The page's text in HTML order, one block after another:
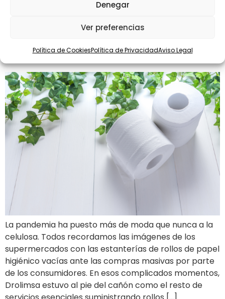
Denegar
Ver preferencias
Política de CookiesPolítica de PrivacidadAviso Legal
Artículos de celulosa:
cuando más lo necesitas
La pandemia ha puesto más de moda que nunca a la
celulosa. Todos recordamos las imágenes de los
supermercados con las estanterías de rollos de papel
higiénico vacías ante las compras masivas por parte
de los consumidores. En esos complicados momentos,
Drolimsa estuvo al pie del cañón como el resto de